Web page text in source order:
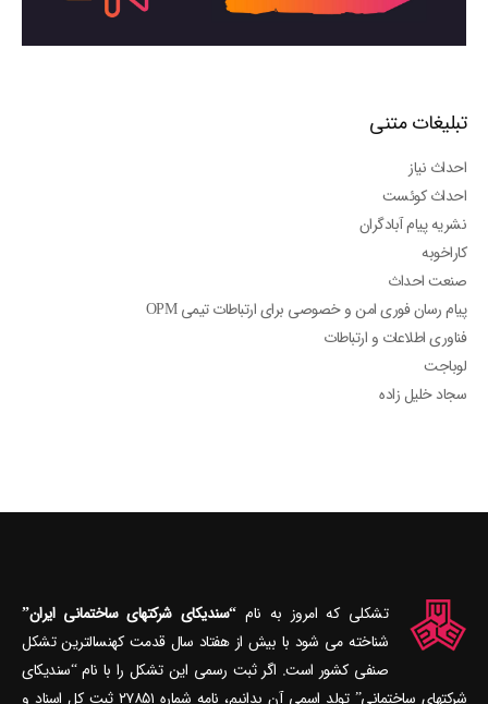
تبلیغات متنی
احداث نیاز
احداث کوئست
نشریه پیام آبادگران
کاراخوبه
صنعت احداث
پیام رسان فوری امن و خصوصی برای ارتباطات تیمی OPM
فناوری اطلاعات و ارتباطات
لوباجت
سجاد خلیل زاده
تشکلی که امروز به نام“سندیکای شرکتهای ساختمانی ایران”
شناخته می‎ شود با بیش از هفتاد سال قدمت کهنسال‎ترین تشکل
صنفی کشور است. اگر ثبت رسمی این تشکل را با نام “سندیکای
شرکتهای ساختمانی” تولد اسمی آن بدانیم، نامه شماره ۲۷۸۵۱ ثبت کل اسناد و